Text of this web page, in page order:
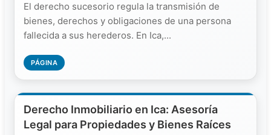
El derecho sucesorio regula la transmisión de
bienes, derechos y obligaciones de una persona
fallecida a sus herederos. En Ica,...
PÁGINA
Derecho Inmobiliario en Ica: Asesoría
Legal para Propiedades y Bienes Raíces